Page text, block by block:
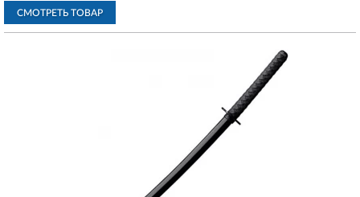
- За такую цену могли бы и с ножнами сделать. Для катаны это
довольно важный момент.
А так материал достаточно крепкий и устойчивый к сколам, если
использовать в тренировке с инвентарём оригинального бренда.
Хороший баланс (точка баланса 13-15см от гарды). Ну и в целом
меч действительно довольно удобный. Если недостатки
СМОТРЕТЬ ТОВАР